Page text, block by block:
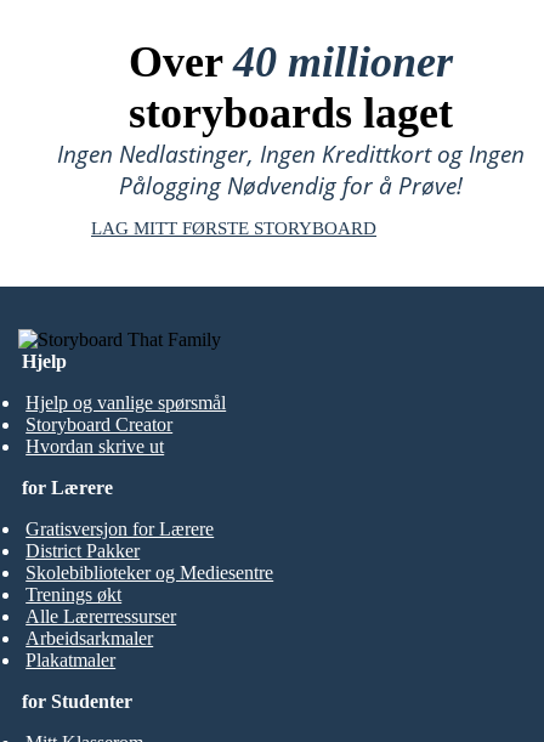
Over40 millioner
storyboards laget
Ingen Nedlastinger, Ingen Kredittkort og Ingen
Pålogging Nødvendig for å Prøve!
LAG MITT FØRSTE STORYBOARD
Hjelp
Hjelp og vanlige spørsmål
Storyboard Creator
Hvordan skrive ut
for Studenter
for Lærere
Gratisversjon for Lærere
District Pakker
Skolebiblioteker og Mediesentre
Trenings økt
Alle Lærerressurser
Arbeidsarkmaler
Plakatmaler